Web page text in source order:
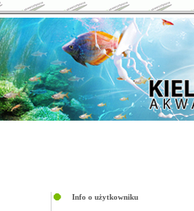
Info o użytkowniku